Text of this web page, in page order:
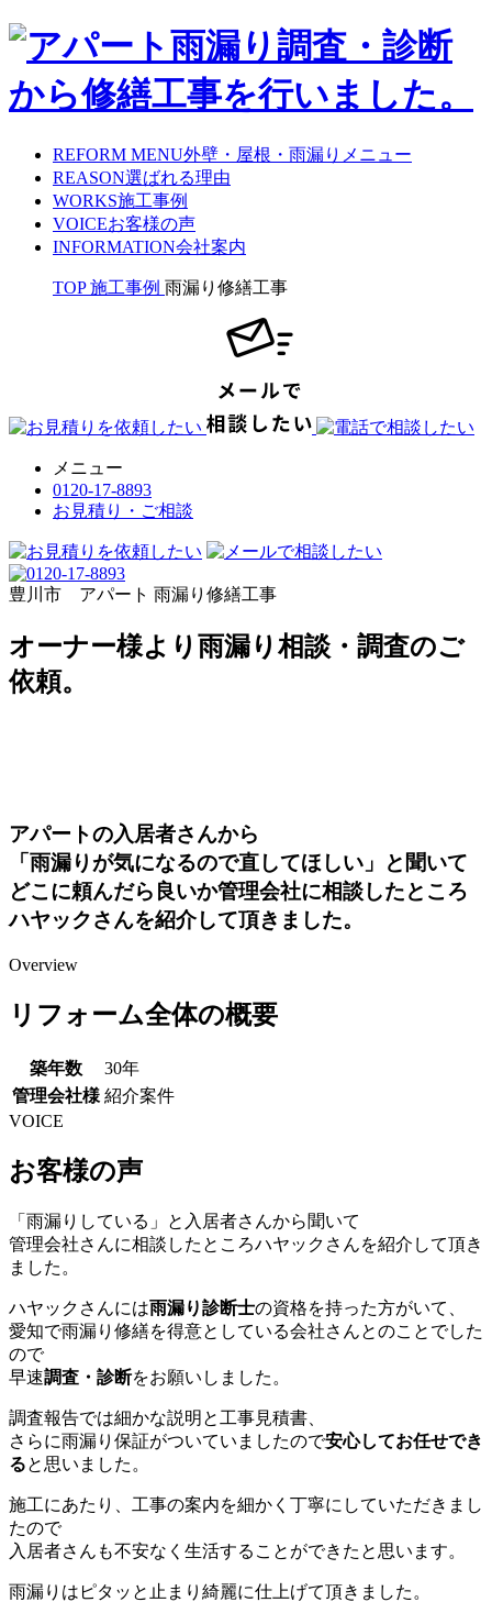
REFORM MENU外壁・屋根・雨漏りメニュー
REASON選ばれる理由
WORKS施工事例
VOICEお客様の声
INFORMATION会社案内
TOP 施工事例 雨漏り修繕工事
メニュー
0120-17-8893
お見積り・ご相談
豊川市 アパート 雨漏り修繕工事
オーナー様より雨漏り相談・調査のご
依頼。
アパートの入居者さんから
「雨漏りが気になるので直してほしい」と聞いて
どこに頼んだら良いか管理会社に相談したところ
ハヤックさんを紹介して頂きました。
Overview
リフォーム全体の概要
築年数
30年
管理会社様 紹介案件
VOICE
お客様の声
「雨漏りしている」と入居者さんから聞いて
管理会社さんに相談したところハヤックさんを紹介して頂き
ました。
ハヤックさんには雨漏り診断士の資格を持った方がいて、
愛知で雨漏り修繕を得意としている会社さんとのことでした
ので
早速調査・診断をお願いしました。
調査報告では細かな説明と工事見積書、
さらに雨漏り保証がついていましたので安心してお任せでき
ると思いました。
施工にあたり、工事の案内を細かく丁寧にしていただきまし
たので
入居者さんも不安なく生活することができたと思います。
雨漏りはピタッと止まり綺麗に仕上げて頂きました。